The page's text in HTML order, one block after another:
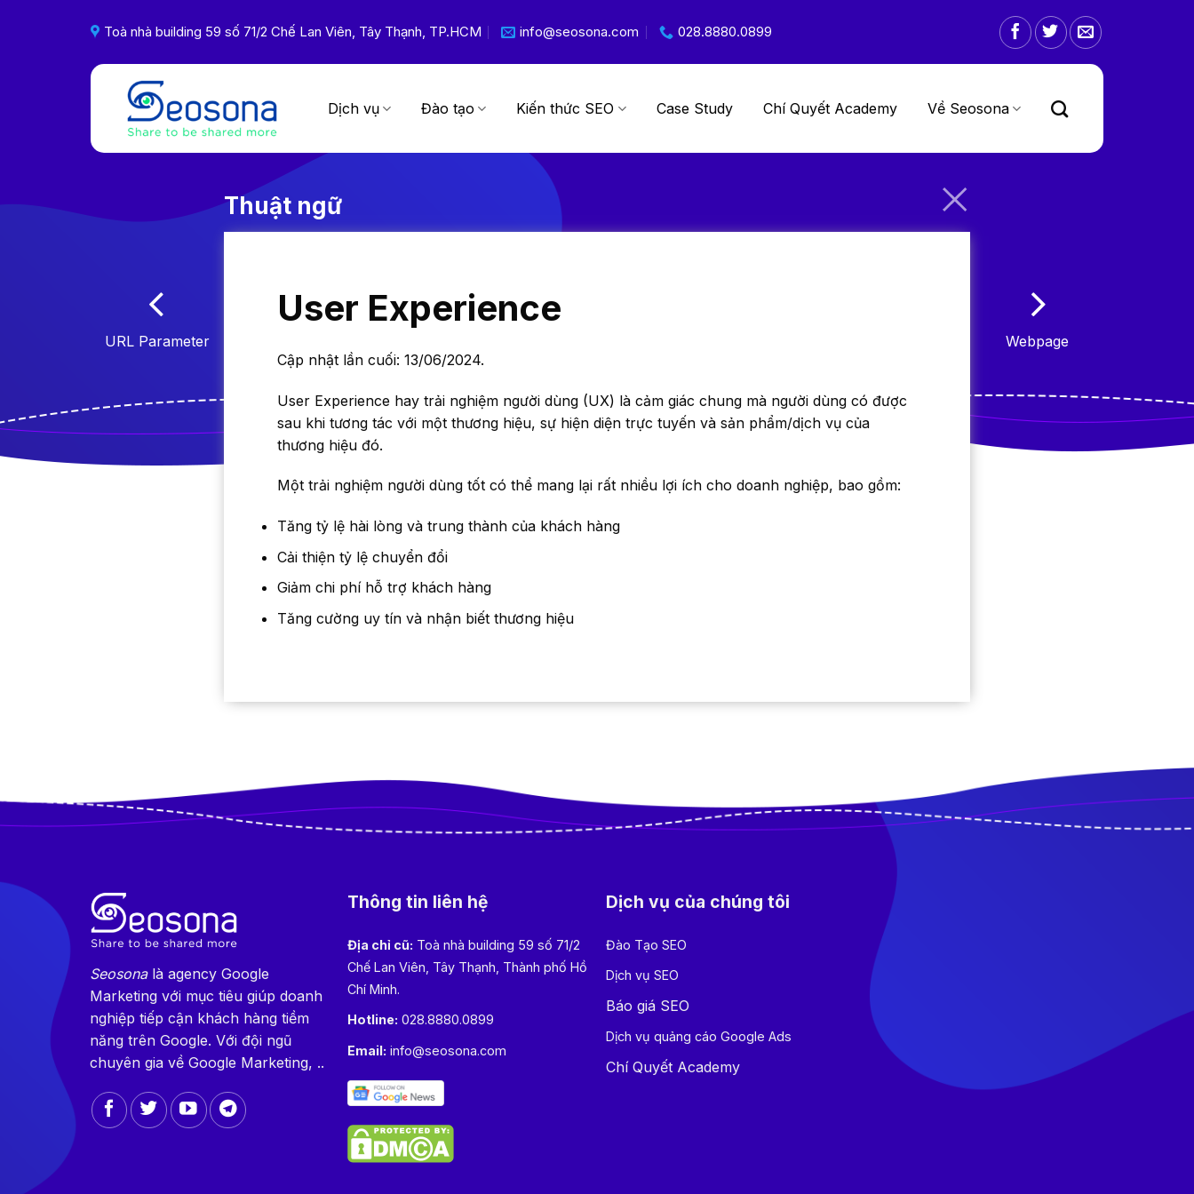
Toà nhà building 59 số 71/2 Chế Lan Viên, Tây Thạnh, TP.HCM info@seosona.com 028.8880.0899
Dịch vụ Đào tạo Kiến thức SEO Case Study Chí Quyết Academy Về Seosona
URL Parameter
Thuật ngữ
User Experience
Cập nhật lần cuối: 13/06/2024.
User Experience hay trải nghiệm người dùng (UX) là cảm giác chung mà người dùng có được
sau khi tương tác với một thương hiệu, sự hiện diện trực tuyến và sản phẩm/dịch vụ của
thương hiệu đó.
Một trải nghiệm người dùng tốt có thể mang lại rất nhiều lợi ích cho doanh nghiệp, bao gồm:
Tăng tỷ lệ hài lòng và trung thành của khách hàng
Cải thiện tỷ lệ chuyển đổi
Giảm chi phí hỗ trợ khách hàng
Tăng cường uy tín và nhận biết thương hiệu
Webpage
Seosonalà agency Google
Marketing với mục tiêu giúp doanh
nghiệp tiếp cận khách hàng tiềm
năng trên Google. Với đội ngũ
chuyên gia về Google Marketing, ..
Thông tin liên hệ
Địa chỉ cũ: Toà nhà building 59 số 71/2
Chế Lan Viên, Tây Thạnh, Thành phố Hồ
Chí Minh.
Hotline: 028.8880.0899
Email: info@seosona.com
Dịch vụ của chúng tôi
Đào Tạo SEO
Dịch vụ SEO
Báo giá SEO
Dịch vụ quảng cáo Google Ads
Chí Quyết Academy